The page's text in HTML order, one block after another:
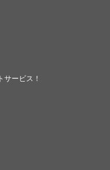
ービス！